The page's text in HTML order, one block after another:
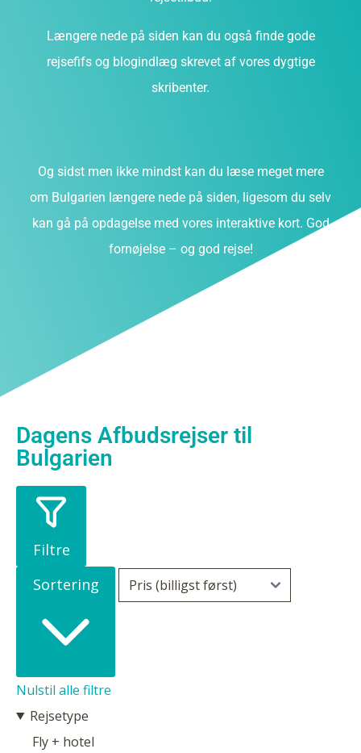
Længere nede på siden kan du også finde gode
rejsefifs og blogindlæg skrevet af vores dygtige
skribenter.
Og sidst men ikke mindst kan du læse meget mere
om Bulgarien længere nede på siden, ligesom du selv
kan gå på opdagelse med vores interaktive kort. God
fornøjelse – og god rejse!
Dagens Afbudsrejser til
Bulgarien
Filtre
Sortering
Nulstil alle filtre
Rejsetype
Fly + hotel